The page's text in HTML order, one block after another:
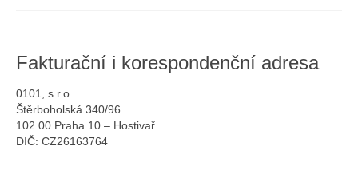
Fakturační i korespondenční adresa
0101, s.r.o.
Štěrboholská 340/96
102 00 Praha 10 – Hostivař
DIČ: CZ26163764